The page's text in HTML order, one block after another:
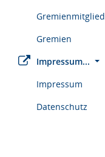
Gremienmitglied
Gremien
Impressum...
Impressum
Datenschutz